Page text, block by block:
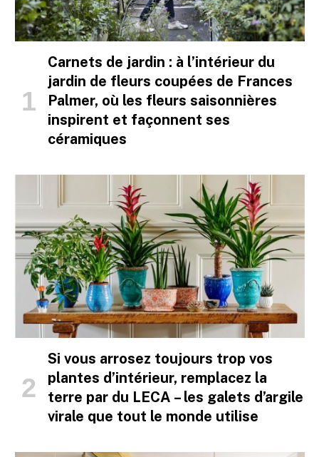
Carnets de jardin : à l’intérieur du
jardin de fleurs coupées de Frances
Palmer, où les fleurs saisonnières
inspirent et façonnent ses
céramiques
Si vous arrosez toujours trop vos
plantes d’intérieur, remplacez la
terre par du LECA – les galets d’argile
virale que tout le monde utilise